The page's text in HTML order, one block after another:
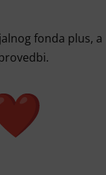
fonda plus, a